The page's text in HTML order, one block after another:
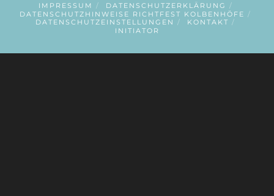
IMPRESSUM
DATENSCHUTZERKLÄRUNG
DATENSCHUTZHINWEISE RICHTFEST KOLBENHÖFE
DATENSCHUTZEINSTELLUNGEN
KONTAKT
INITIATOR